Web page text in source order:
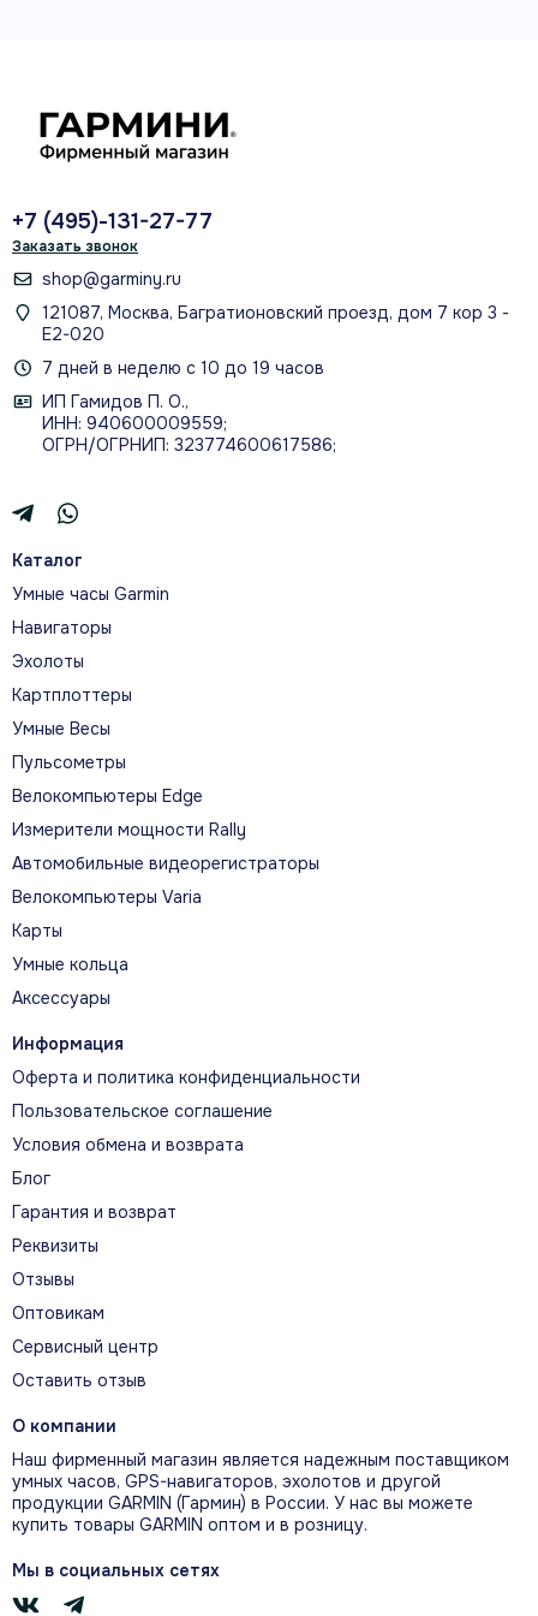
двухканальный CHIRP
сценарии управления
ОСНОВНЫЕ ВОЗМОЖНОСТИ
Что важно в реальной
эксплуатации
Full HD IPS-дисплей
12-дюймовый сенсорный экран с
обеспечивает широкие углы обзора,
высокую детализацию и читаемость на
солнце, в том числе через
поляризационные очки.
Аккуратная установка на посту
заподлицо. Несколько экранов
допускается разместить кромка к кромке,
управления.
Пульт GRID 20
Опциональный пульт GRID 20
из-за качки или расположения поста.
+7 (495)-131-27-77
Заказать звонок
shop@garminy.ru
121087, Москва, Багратионовский проезд, дом 7 кор 3 -
Е2-020
7 дней в неделю с 10 до 19 часов
ИП Гамидов П. О.,
ИНН: 940600009559;
ОГРН/ОГРНИП: 323774600617586;
Каталог
Умные часы Garmin
Навигаторы
Эхолоты
Картплоттеры
Умные Весы
Пульсометры
Велокомпьютеры Edge
Измерители мощности Rally
Автомобильные видеорегистраторы
Велокомпьютеры Varia
Карты
Умные кольца
Аксессуары
Информация
Оферта и политика конфиденциальности
Пользовательское соглашение
Условия обмена и возврата
Блог
Гарантия и возврат
Реквизиты
Отзывы
Оптовикам
Сервисный центр
Оставить отзыв
О компании
Наш фирменный магазин является надежным поставщиком
умных часов, GPS-навигаторов, эхолотов и другой
продукции GARMIN (Гармин) в России. У нас вы можете
купить товары GARMIN оптом и в розницу.
Мы в социальных сетях